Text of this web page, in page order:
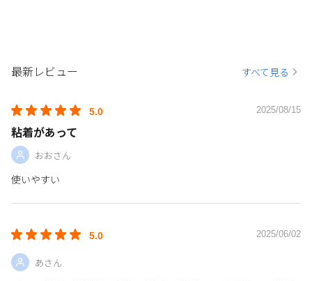
最新レビュー すべて見る
5.0 2025/08/15
粘着があって
おおさん
使いやすい
5.0 2025/06/02
あさん